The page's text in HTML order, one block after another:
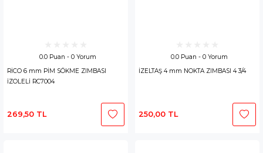
0.0 Puan - 0 Yorum
RİCO 6 mm PİM SÖKME ZIMBASI
İZOLELİ RC7004
269,50 TL
0.0 Puan - 0 Yorum
İZELTAŞ 4 mm NOKTA ZIMBASI 4 3/4
250,00 TL